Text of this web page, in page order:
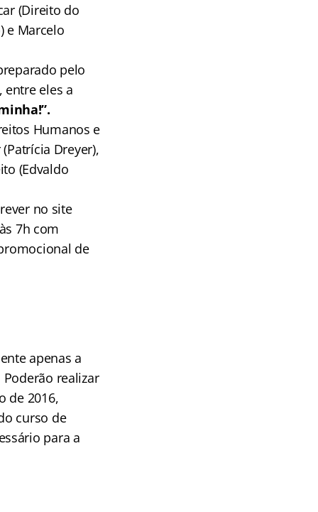
(Direito do
e Marcelo
pelo
entre eles a
Humanos e
Dreyer),
(Edvaldo
no site
7h com
de
apenas a
realizar
de 2016,
curso de
para a